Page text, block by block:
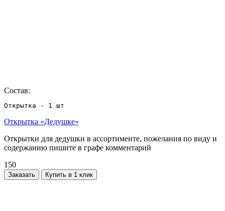
Состав:
Открытка - 1 шт
Открытка «Дедушке»
Открытки для дедушки в ассортименте, пожелания по виду и
содержанию пишите в графе комментарий
150
Заказать Купить в 1 клик